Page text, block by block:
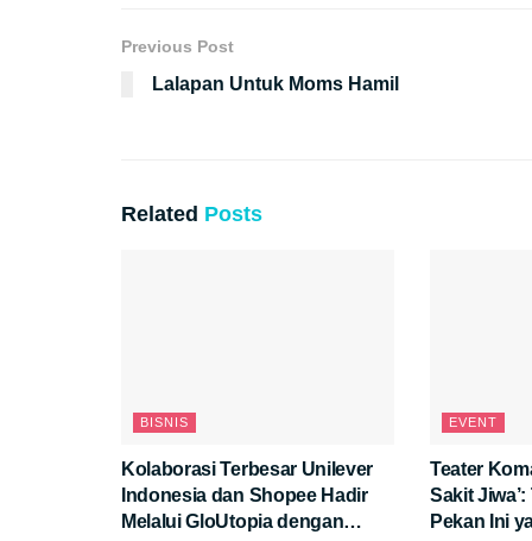
Previous Post
Lalapan Untuk Moms Hamil
Related Posts
BISNIS
Kolaborasi Terbesar Unilever
Indonesia dan Shopee Hadir
Melalui GloUtopia dengan
EVENT
Teater
Sakit
Pekan Ini